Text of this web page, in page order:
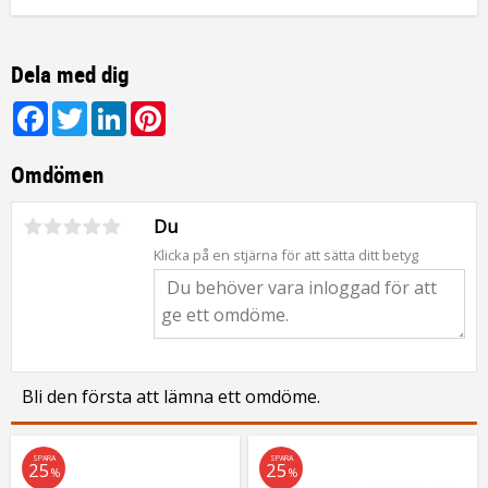
Dela med dig
Facebook
TwitterLinkedIn
Omdömen
Du
Klicka på en stjärna för att sätta ditt betyg
Bli den första att lämna ett omdöme.
SPARA
25 %
SPARA
25 %